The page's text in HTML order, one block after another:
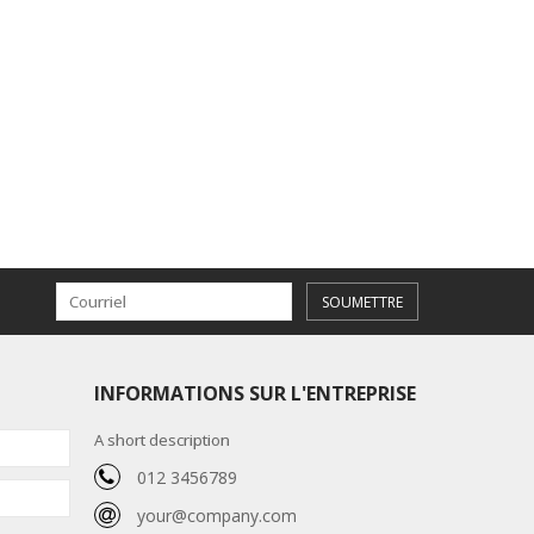
SOUMETTRE
INFORMATIONS SUR L'ENTREPRISE
A short description
012 3456789
your@company.com